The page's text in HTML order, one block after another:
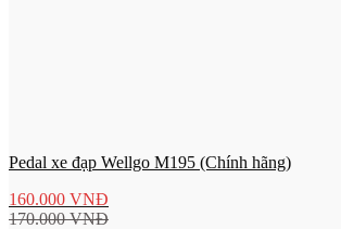
Pedal xe đạp Wellgo M195 (Chính hãng)
160.000 VNĐ
170.000VNĐ